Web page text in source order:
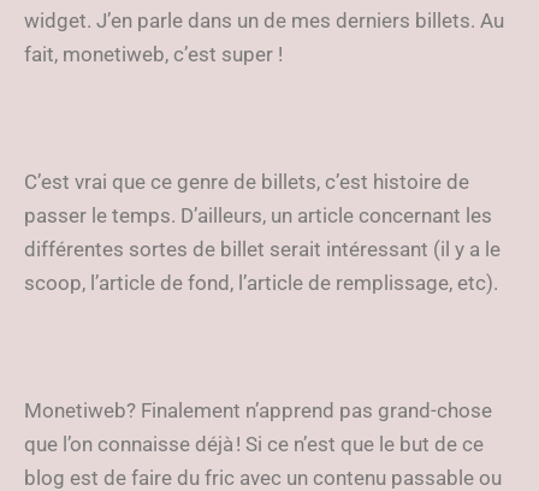
widget. J’en parle dans un de mes derniers billets. Au
fait, monetiweb, c’est super !
C’est vrai que ce genre de billets, c’est histoire de
passer le temps. D’ailleurs, un article concernant les
différentes sortes de billet serait intéressant (il y a le
scoop, l’article de fond, l’article de remplissage, etc).
Monetiweb? Finalement n’apprend pas grand-chose
que l’on connaisse déjà ! Si ce n’est que le but de ce
blog est de faire du fric avec un contenu passable ou